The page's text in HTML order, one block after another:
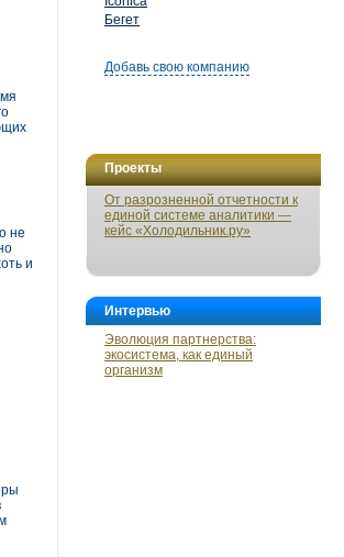
Бегет
Добавь свою компанию
Проекты
От разрозненной отчетности к
единой системе аналитики —
кейс «Холодильник.ру»
Интервью
Эволюция партнерства:
экосистема, как единый
организм
не
и